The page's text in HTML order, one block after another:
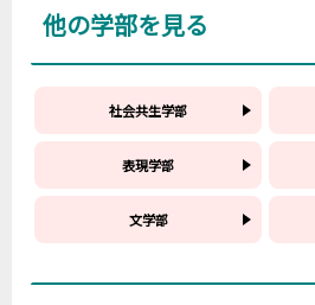
他の学部を見る
社会共生学部
表現学部
文学部